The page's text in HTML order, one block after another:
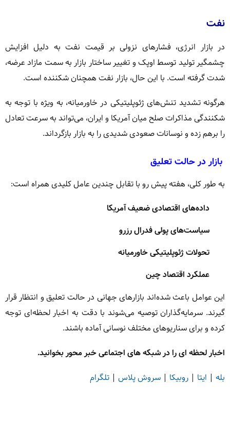
نفت
در بازار انرژی، فشارهای نزولی بر قیمت نفت به دلیل افزایش
چشمگیر تولید توسط اوپک و تغییر ساختار بازار به سمت مازاد عرضه،
شدت گرفته است. با این حال، بازار نفت همچنان شکننده است.
هرگونه تشدید تنش‌های ژئوپلیتیکی در خاورمیانه، به ویژه با توجه به
شکنندگی مذاکرات صلح میان آمریکا و ایران، می‌تواند به سرعت تعادل
را برهم زده و نوسانات صعودی شدیدی را به بازار بازگرداند.
بازار در حالت تعلیق
به طور کلی، هفته پیش رو با تقابل چندین عامل کلیدی همراه است:
داده‌های اقتصادی ضعیف آمریکا
سیاست‌های پولی فدرال رزرو
تحولات ژئوپلیتیکی خاورمیانه
عملکرد اقتصاد چین
این عوامل باعث شده‌اند بازارهای جهانی در حالت تعلیق و انتظار قرار
گیرند. سرمایه‌گذاران توصیه می‌شوند با دقت به اخبار لحظه‌ای توجه
کرده و برای سناریوهای مختلف نوسانی آماده باشند.
اخبار لحظه ای را در شبکه های اجتماعی خبر محور بخوانید.
بله | ایتا | روبیکا | سروش پلاس | تلگرام